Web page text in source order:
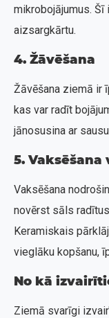
mikrobojājumus.
aizsargkārtu.
4. Žāvēšana
Žāvēšana ziemā ir
kas var radīt
jānosusina ar
5.
Vaksēšana
novērst sāls
Keramiskais
vieglāku kopšanu,
No kā
Ziemā svarīgi